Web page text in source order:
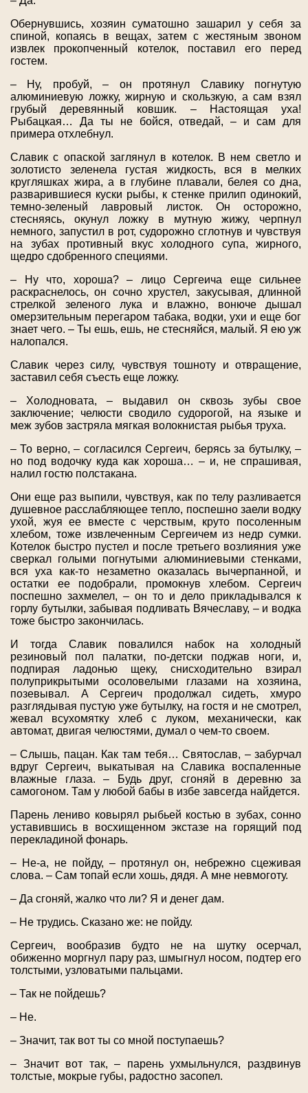
Обернувшись, хозяин суматошно зашарил у себя за
спиной, копаясь в вещах, затем с жестяным звоном
извлек прокопченный котелок, поставил его перед
гостем.
– Ну, пробуй, – он протянул Славику погнутую
алюминиевую ложку, жирную и скользкую, а сам взял
грубый деревянный ковшик. – Настоящая уха!
Рыбацкая… Да ты не бойся, отведай, – и сам для
примера отхлебнул.
Славик с опаской заглянул в котелок. В нем светло и
золотисто зеленела густая жидкость, вся в мелких
кругляшках жира, а в глубине плавали, белея со дна,
разварившиеся куски рыбы, к стенке прилип одинокий,
темно-зеленый лавровый листок. Он осторожно,
стесняясь, окунул ложку в мутную жижу, черпнул
немного, запустил в рот, судорожно сглотнув и чувствуя
на зубах противный вкус холодного супа, жирного,
щедро сдобренного специями.
– Ну что, хороша? – лицо Сергеича еще сильнее
раскраснелось, он сочно хрустел, закусывая, длинной
стрелкой зеленого лука и влажно, вонюче дышал
омерзительным перегаром табака, водки, ухи и еще бог
знает чего. – Ты ешь, ешь, не стесняйся, малый. Я ею уж
налопался.
Славик через силу, чувствуя тошноту и отвращение,
заставил себя съесть еще ложку.
– Холодновата, – выдавил он сквозь зубы свое
заключение; челюсти сводило судорогой, на языке и
меж зубов застряла мягкая волокнистая рыбья труха.
– То верно, – согласился Сергеич, берясь за бутылку, –
но под водочку куда как хороша… – и, не спрашивая,
налил гостю полстакана.
Они еще раз выпили, чувствуя, как по телу разливается
душевное расслабляющее тепло, поспешно заели водку
ухой, жуя ее вместе с черствым, круто посоленным
хлебом, тоже извлеченным Сергеичем из недр сумки.
Котелок быстро пустел и после третьего возлияния уже
сверкал голыми погнутыми алюминиевыми стенками,
вся уха как-то незаметно оказалась вычерпанной, и
остатки ее подобрали, промокнув хлебом. Сергеич
поспешно захмелел, – он то и дело прикладывался к
горлу бутылки, забывая подливать Вячеславу, – и водка
тоже быстро закончилась.
И тогда Славик повалился набок на холодный
резиновый пол палатки, по-детски поджав ноги, и,
подпирая ладонью щеку, снисходительно взирал
полуприкрытыми осоловелыми глазами на хозяина,
позевывал. А Сергеич продолжал сидеть, хмуро
разглядывая пустую уже бутылку, на гостя и не смотрел,
жевал всухомятку хлеб с луком, механически, как
автомат, двигая челюстями, думал о чем-то своем.
– Слышь, пацан. Как там тебя… Святослав, – забурчал
вдруг Сергеич, выкатывая на Славика воспаленные
влажные глаза. – Будь друг, сгоняй в деревню за
самогоном. Там у любой бабы в избе завсегда найдется.
Парень лениво ковырял рыбьей костью в зубах, сонно
уставившись в восхищенном экстазе на горящий под
перекладиной фонарь.
– Не-а, не пойду, – протянул он, небрежно сцеживая
слова. – Сам топай если хошь, дядя. А мне невмоготу.
– Да сгоняй, жалко что ли? Я и денег дам.
– Не трудись. Сказано же: не пойду.
Сергеич, вообразив будто не на шутку осерчал,
обиженно моргнул пару раз, шмыгнул носом, подтер его
толстыми, узловатыми пальцами.
– Так не пойдешь?
– Не.
– Значит, так вот ты со мной поступаешь?
– Значит вот так, – парень ухмыльнулся, раздвинув
толстые, мокрые губы, радостно засопел.